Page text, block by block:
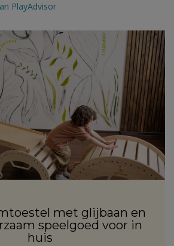
PlayAdvisor
met glijbaan en
speelgoed voor in
huis